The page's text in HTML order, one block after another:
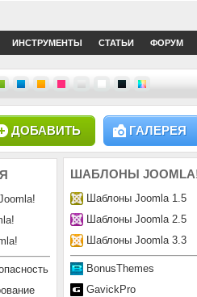
ИНСТРУМЕНТЫ СТАТЬИ ФОРУМ
ГАЛЕРЕЯ
ДОБАВИТЬ
ШАБЛОНЫ
Шаблоны Joomla 1.5
Шаблоны Joomla 2.5
Шаблоны Joomla 3.3
BonusThemes
GavickPro